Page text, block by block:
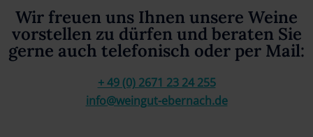
Wir freuen uns Ihnen unsere Weine
vorstellen zu dürfen und beraten Sie
gerne auch telefonisch oder per Mail:
+ 49 (0) 2671 23 24 255
info@weingut-ebernach.de